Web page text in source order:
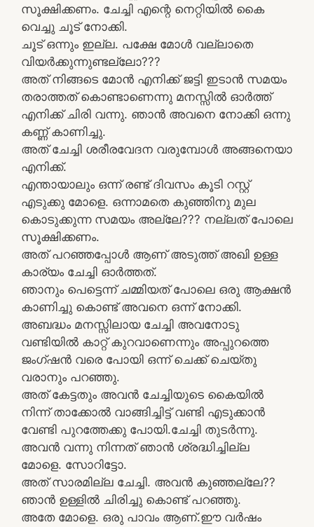
സൂക്ഷിക്കണം. ചേച്ചി എന്റെ നെറ്റിയിൽ കൈ
വെച്ചു ചൂട് നോക്കി.
ചൂട് ഒന്നും ഇല്ല. പക്ഷേ മോൾ വല്ലാതെ
വിയർക്കുന്നുണ്ടല്ലോ???
അത് നിങ്ങടെ മോൻ എനിക്ക് ജട്ടി ഇടാൻ സമയം
തരാത്തത് കൊണ്ടാണെന്നു മനസ്സിൽ ഓർത്ത്
എനിക്ക് ചിരി വന്നു. ഞാൻ അവനെ നോക്കി ഒന്നു
കണ്ണ് കാണിച്ചു.
അത് ചേച്ചി ശരീരവേദന വരുമ്പോൾ അങ്ങനെയാ
എനിക്ക്.
എന്തായാലും ഒന്ന് രണ്ട് ദിവസം കൂടി റസ്റ്റ്‌
എടുക്കു മോളെ. ഒന്നാമതെ കുഞ്ഞിനു മുല
കൊടുക്കുന്ന സമയം അല്ലേ??? നല്ലത് പോലെ
സൂക്ഷിക്കണം.
അത് പറഞ്ഞപ്പോൾ ആണ് അടുത്ത് അഖി ഉള്ള
കാര്യം ചേച്ചി ഓർത്തത്.
ഞാനും പെട്ടെന്ന് ചമ്മിയത് പോലെ ഒരു ആക്ഷൻ
കാണിച്ചു കൊണ്ട് അവനെ ഒന്ന് നോക്കി.
അബദ്ധം മനസ്സിലായ ചേച്ചി അവനോടു
വണ്ടിയിൽ കാറ്റ് കുറവാണെന്നും അപ്പുറത്തെ
ജംഗ്ഷൻ വരെ പോയി ഒന്ന് ചെക്ക് ചെയ്തു
വരാനും പറഞ്ഞു.
അത് കേട്ടതും അവൻ ചേച്ചിയുടെ കൈയിൽ
നിന്ന് താക്കോൽ വാങ്ങിച്ചിട്ട് വണ്ടി എടുക്കാൻ
വേണ്ടി പുറത്തേക്കു പോയി.ചേച്ചി തുടർന്നു.
അവൻ വന്നു നിന്നത് ഞാൻ ശ്രദ്ധിച്ചില്ല
മോളെ. സോറിട്ടോ.
അത് സാരമില്ല ചേച്ചി. അവൻ കുഞ്ഞല്ലേ??
ഞാൻ ഉള്ളിൽ ചിരിച്ചു കൊണ്ട് പറഞ്ഞു.
അതേ മോളെ. ഒരു പാവം ആണ്.ഈ വർഷം